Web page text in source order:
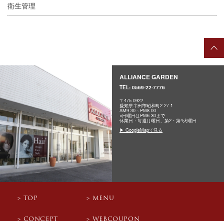
衛生管理
ALLIANCE GARDEN
TEL: 0569-22-7776
〒475-0922
愛知県半田市昭和町2-27-1
AM9:30～PM8:00
※日曜日はPM6:30まで
休業日：毎週月曜日、第2・第4火曜日
▶ GoogleMapで見る
TOP
CONCEPT
MENU
WEBCOUPON